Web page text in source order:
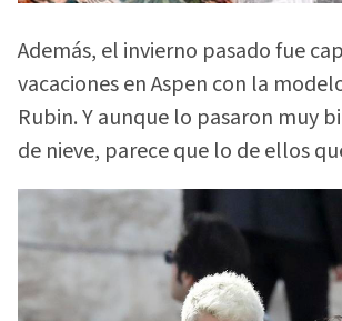
Además, el invierno pasado fue
vacaciones en Aspen con la
Rubin. Y aunque lo pasaron muy
de nieve, parece que lo de ellos